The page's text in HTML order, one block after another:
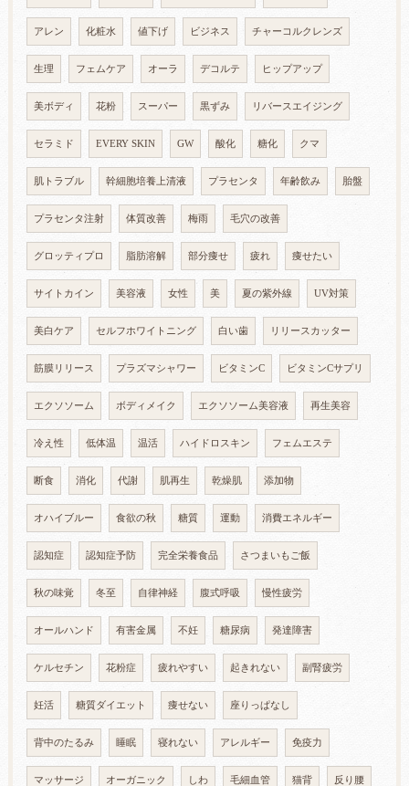
アレン 化粧水 値下げ ビジネス チャーコルクレンズ
生理 フェムケア オーラ デコルテ ヒップアップ
美ボディ 花粉 スーパー 黒ずみ リバースエイジング
セラミド EVERY SKIN GW 酸化 糖化 クマ
肌トラブル 幹細胞培養上清液 プラセンタ 年齢飲み 胎盤
プラセンタ注射 体質改善 梅雨 毛穴の改善
グロッティプロ 脂肪溶解 部分痩せ 疲れ 痩せたい
サイトカイン 美容液 女性 美 夏の紫外線 UV対策
美白ケア セルフホワイトニング 白い歯 リリースカッター
筋膜リリース プラズマシャワー ビタミンC ビタミンCサプリ
エクソソーム ボディメイク エクソソーム美容液 再生美容
冷え性 低体温 温活 ハイドロスキン フェムエステ
断食 消化 代謝 肌再生 乾燥肌 添加物
オハイブルー 食欲の秋 糖質 運動 消費エネルギー
認知症 認知症予防 完全栄養食品 さつまいもご飯
秋の味覚 冬至 自律神経 腹式呼吸 慢性疲労
オールハンド 有害金属 不妊 糖尿病 発達障害
ケルセチン 花粉症 疲れやすい 起きれない 副腎疲労
妊活 糖質ダイエット 痩せない 座りっぱなし
背中のたるみ 睡眠 寝れない アレルギー 免疫力
マッサージ オーガニック しわ 毛細血管 猫背 反り腰